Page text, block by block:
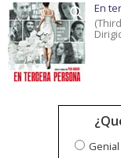
En
Genial